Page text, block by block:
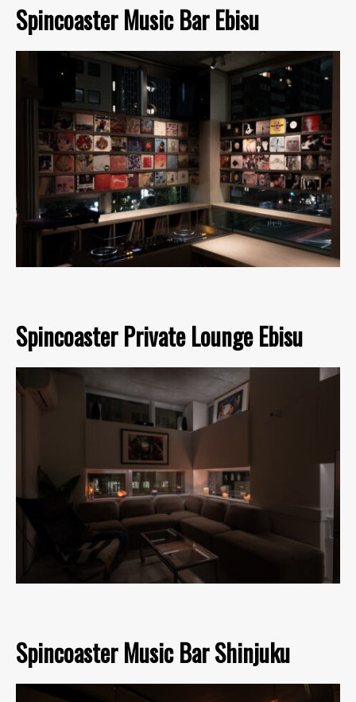
Spincoaster Music Bar Ebisu
Spincoaster Private Lounge Ebisu
Spincoaster Music Bar Shinjuku